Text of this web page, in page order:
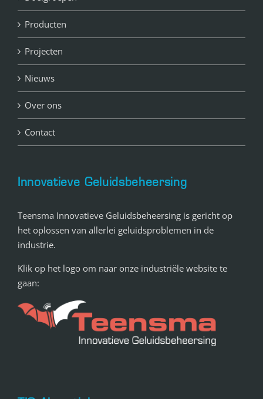
Producten
Projecten
Nieuws
Over ons
Contact
Innovatieve Geluidsbeheersing
Teensma Innovatieve Geluidsbeheersing is gericht op
het oplossen van allerlei geluidsproblemen in de
industrie.
Klik op het logo om naar onze industriële website te
gaan: